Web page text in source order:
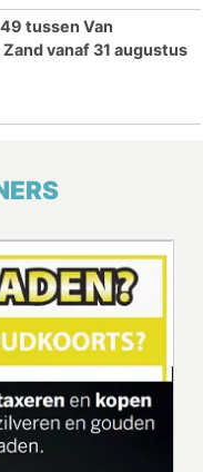
tussen Van
Zand vanaf 31 augustus